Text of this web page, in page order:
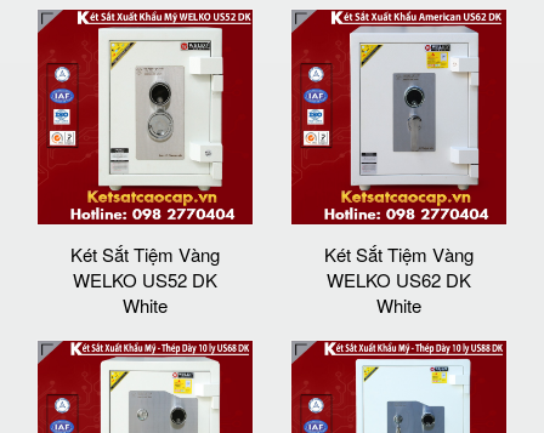
Két Sắt Tiệm Vàng
WELKO US52 DK
White
Két Sắt Tiệm Vàng
WELKO US62 DK
White